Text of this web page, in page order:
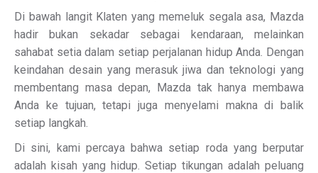
Di bawah langit Klaten yang memeluk segala asa, Mazda
hadir bukan sekadar sebagai kendaraan, melainkan
sahabat setia dalam setiap perjalanan hidup Anda. Dengan
keindahan desain yang merasuk jiwa dan teknologi yang
membentang masa depan, Mazda tak hanya membawa
Anda ke tujuan, tetapi juga menyelami makna di balik
setiap langkah.
Di sini, kami percaya bahwa setiap roda yang berputar
adalah kisah yang hidup. Setiap tikungan adalah peluang